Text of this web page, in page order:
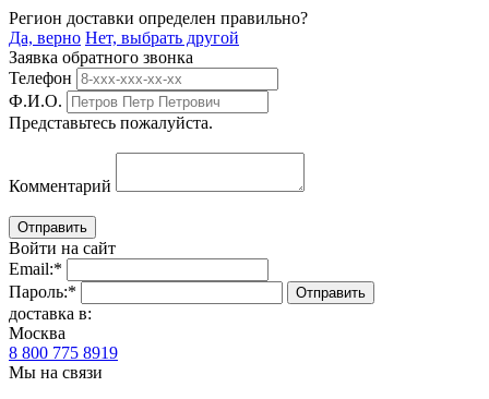
Регион доставки определен правильно?
Да, верно Нет, выбрать другой
Заявка обратного звонка
Телефон
Ф.И.О.
Представьтесь пожалуйста.
Комментарий
Войти на сайт
Email:*
Пароль:*
доставка в:
Москва
8 800 775 8919
Мы на связи